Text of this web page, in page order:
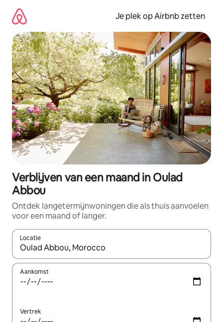
direct
naar
inhoud
Je plek op Airbnb zetten
Verblijven van een maand in Oulad
Abbou
Ontdek langetermijnwoningen die als thuis aanvoelen
voor een maand of langer.
Locatie
Wanneer er resultaten beschikbaar zijn, maak je een keuze
Aankomst
Vertrek